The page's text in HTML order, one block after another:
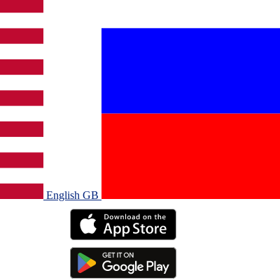
English GB‎